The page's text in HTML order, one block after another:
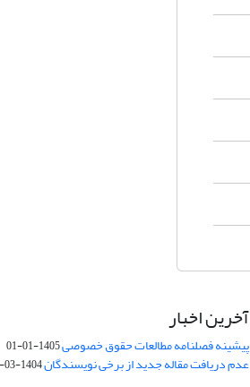
آخرین اخبار
پیشینه فصلنامه مطالعات حقوق خصوصی1405-01-01
عدم دریافت مقاله جدید از برخی نویسندگان1404-03-20